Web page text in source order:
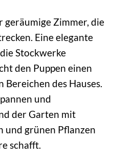
Zimmer, die
Eine elegante
Stockwerke
den Puppen einen
des Hauses.
und
der Garten mit
und grünen Pflanzen
schafft.